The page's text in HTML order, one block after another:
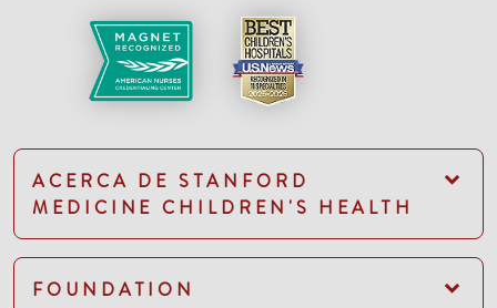
ACERCA DE STANFORD
MEDICINE CHILDREN'S HEALTH
FOUNDATION